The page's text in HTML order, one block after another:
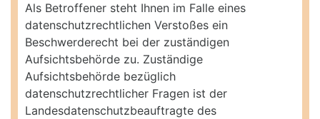
Als Betroffener steht Ihnen im Falle eines
datenschutzrechtlichen Verstoßes ein
Beschwerderecht bei der zuständigen
Aufsichtsbehörde zu. Zuständige
Aufsichtsbehörde bezüglich
datenschutzrechtlicher Fragen ist der
Landesdatenschutzbeauftragte des